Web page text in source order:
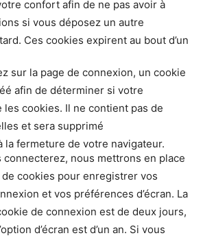
confort afin de ne pas avoir à
si vous déposez un autre
Ces cookies expirent au bout d’un
sur la page de connexion, un cookie
afin de déterminer si votre
les cookies. Il ne contient pas de
et sera supprimé
la fermeture de votre navigateur.
connecterez, nous mettrons en place
cookies pour enregistrer vos
et vos préférences d’écran. La
de connexion est de deux jours,
d’écran est d’un an. Si vous